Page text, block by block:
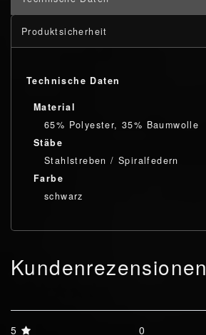
Produktsicherheit
Technische Daten
Material
65% Polyester, 35% Baumwolle
Stäbe
Stahlstreben / Spiralfedern
Farbe
schwarz
Kundenrezensionen
5
0